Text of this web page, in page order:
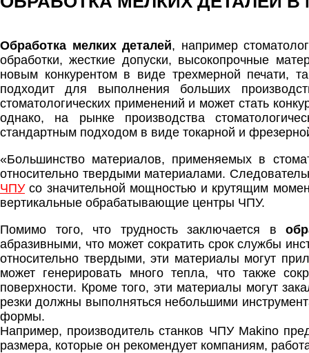
Обработка мелких деталей, например
обработки, жесткие допуски, высокопрочные
новым конкурентом в виде трехмерной печати,
подходит для выполнения больших
стоматологических применений и может стать
однако, на рынке производства
стандартным подходом в виде токарной и
«Большинство материалов, применяемых в
относительно твердыми материалами.
ЧПУсо значительной мощностью и крутящим
вертикальные обрабатывающие центры ЧПУ.
Помимо того, что трудность заключается в
абразивными, что может сократить срок службы
относительно твердыми, эти материалы могут
может генерировать много тепла, что также
поверхности. Кроме того, эти материалы могут
резки должны выполняться небольшими
формы.
Например, производитель станков ЧПУ Makino
размера, которые он рекомендует компаниям,